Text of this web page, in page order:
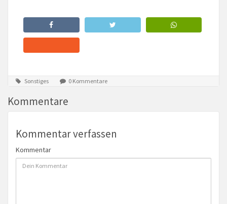
Sonstiges 0 Kommentare
Kommentare
Kommentar verfassen
Kommentar